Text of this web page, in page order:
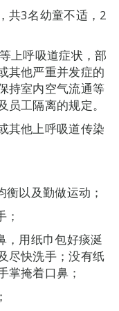
共3名幼童不适，2
上呼吸道症状，部
其他严重并发症的
持室内空气流通等
工隔离的规定。
其他上呼吸道传染
以及勤做运动；
，用纸巾包好痰涎
尽快洗手；没有纸
掌掩着口鼻；